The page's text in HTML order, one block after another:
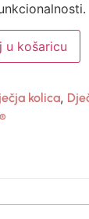
u košaricu
kolica,